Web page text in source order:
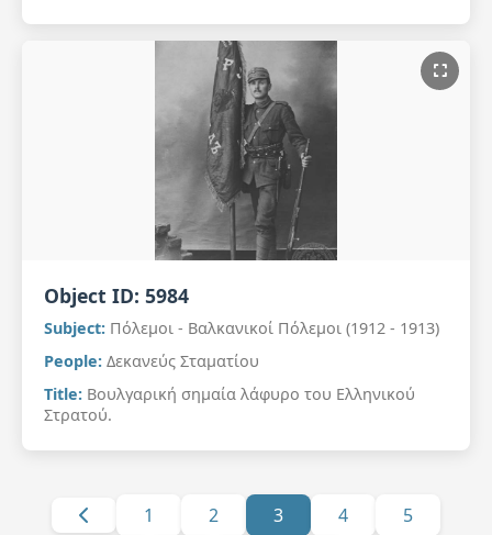
Object ID: 5984
Subject: Πόλεμοι - Βαλκανικοί Πόλεμοι (1912 - 1913)
People: Δεκανεύς Σταματίου
Title: Βουλγαρική σημαία λάφυρο του Ελληνικού
Στρατού.
1 2 3 4 5